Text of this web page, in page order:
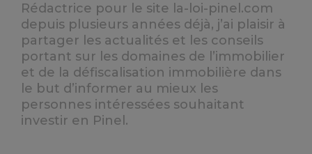
Rédactrice pour le site la-loi-pinel.com
depuis plusieurs années déjà, j’ai plaisir à
partager les actualités et les conseils
portant sur les domaines de l’immobilier
et de la défiscalisation immobilière dans
le but d’informer au mieux les
personnes intéressées souhaitant
investir en Pinel.